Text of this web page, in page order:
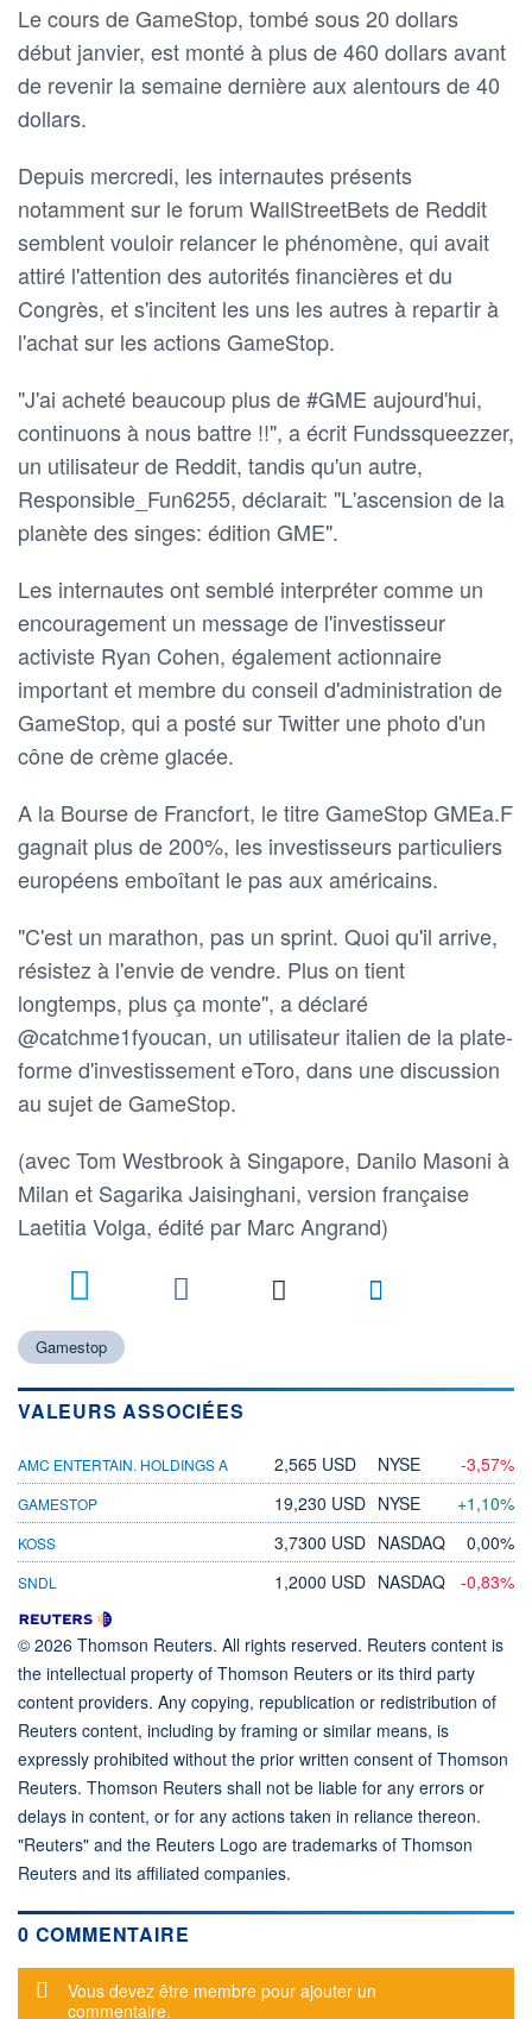
Le cours de GameStop, tombé sous 20 dollars
début janvier, est monté à plus de 460 dollars avant
de revenir la semaine dernière aux alentours de 40
dollars.
Depuis mercredi, les internautes présents
notamment sur le forum WallStreetBets de Reddit
semblent vouloir relancer le phénomène, qui avait
attiré l'attention des autorités financières et du
Congrès, et s'incitent les uns les autres à repartir à
l'achat sur les actions GameStop.
"J'ai acheté beaucoup plus de #GME aujourd'hui,
continuons à nous battre !!", a écrit Fundssqueezzer,
un utilisateur de Reddit, tandis qu'un autre,
Responsible_Fun6255, déclarait: "L'ascension de la
planète des singes: édition GME".
Les internautes ont semblé interpréter comme un
encouragement un message de l'investisseur
activiste Ryan Cohen, également actionnaire
important et membre du conseil d'administration de
GameStop, qui a posté sur Twitter une photo d'un
cône de crème glacée.
A la Bourse de Francfort, le titre GameStop GMEa.F
gagnait plus de 200%, les investisseurs particuliers
européens emboîtant le pas aux américains.
"C'est un marathon, pas un sprint. Quoi qu'il arrive,
résistez à l'envie de vendre. Plus on tient
longtemps, plus ça monte", a déclaré
@catchme1fyoucan, un utilisateur italien de la plate-
forme d'investissement eToro, dans une discussion
au sujet de GameStop.
(avec Tom Westbrook à Singapore, Danilo Masoni à
Milan et Sagarika Jaisinghani, version française
Laetitia Volga, édité par Marc Angrand)
Gamestop
VALEURS ASSOCIÉES
AMC ENTERTAIN. HOLDINGS A 2,565 USD NYSE -3,57%
GAMESTOP 19,230 USD NYSE +1,10%
KOSS 3,7300 USD NASDAQ 0,00%
SNDL 1,2000 USD NASDAQ -0,83%
© 2026 Thomson Reuters. All rights reserved. Reuters content is
the intellectual property of Thomson Reuters or its third party
content providers. Any copying, republication or redistribution of
Reuters content, including by framing or similar means, is
expressly prohibited without the prior written consent of Thomson
Reuters. Thomson Reuters shall not be liable for any errors or
delays in content, or for any actions taken in reliance thereon.
"Reuters" and the Reuters Logo are trademarks of Thomson
Reuters and its affiliated companies.
0 COMMENTAIRE
Message d'alerte
Vous devez être membre pour ajouter un
commentaire.